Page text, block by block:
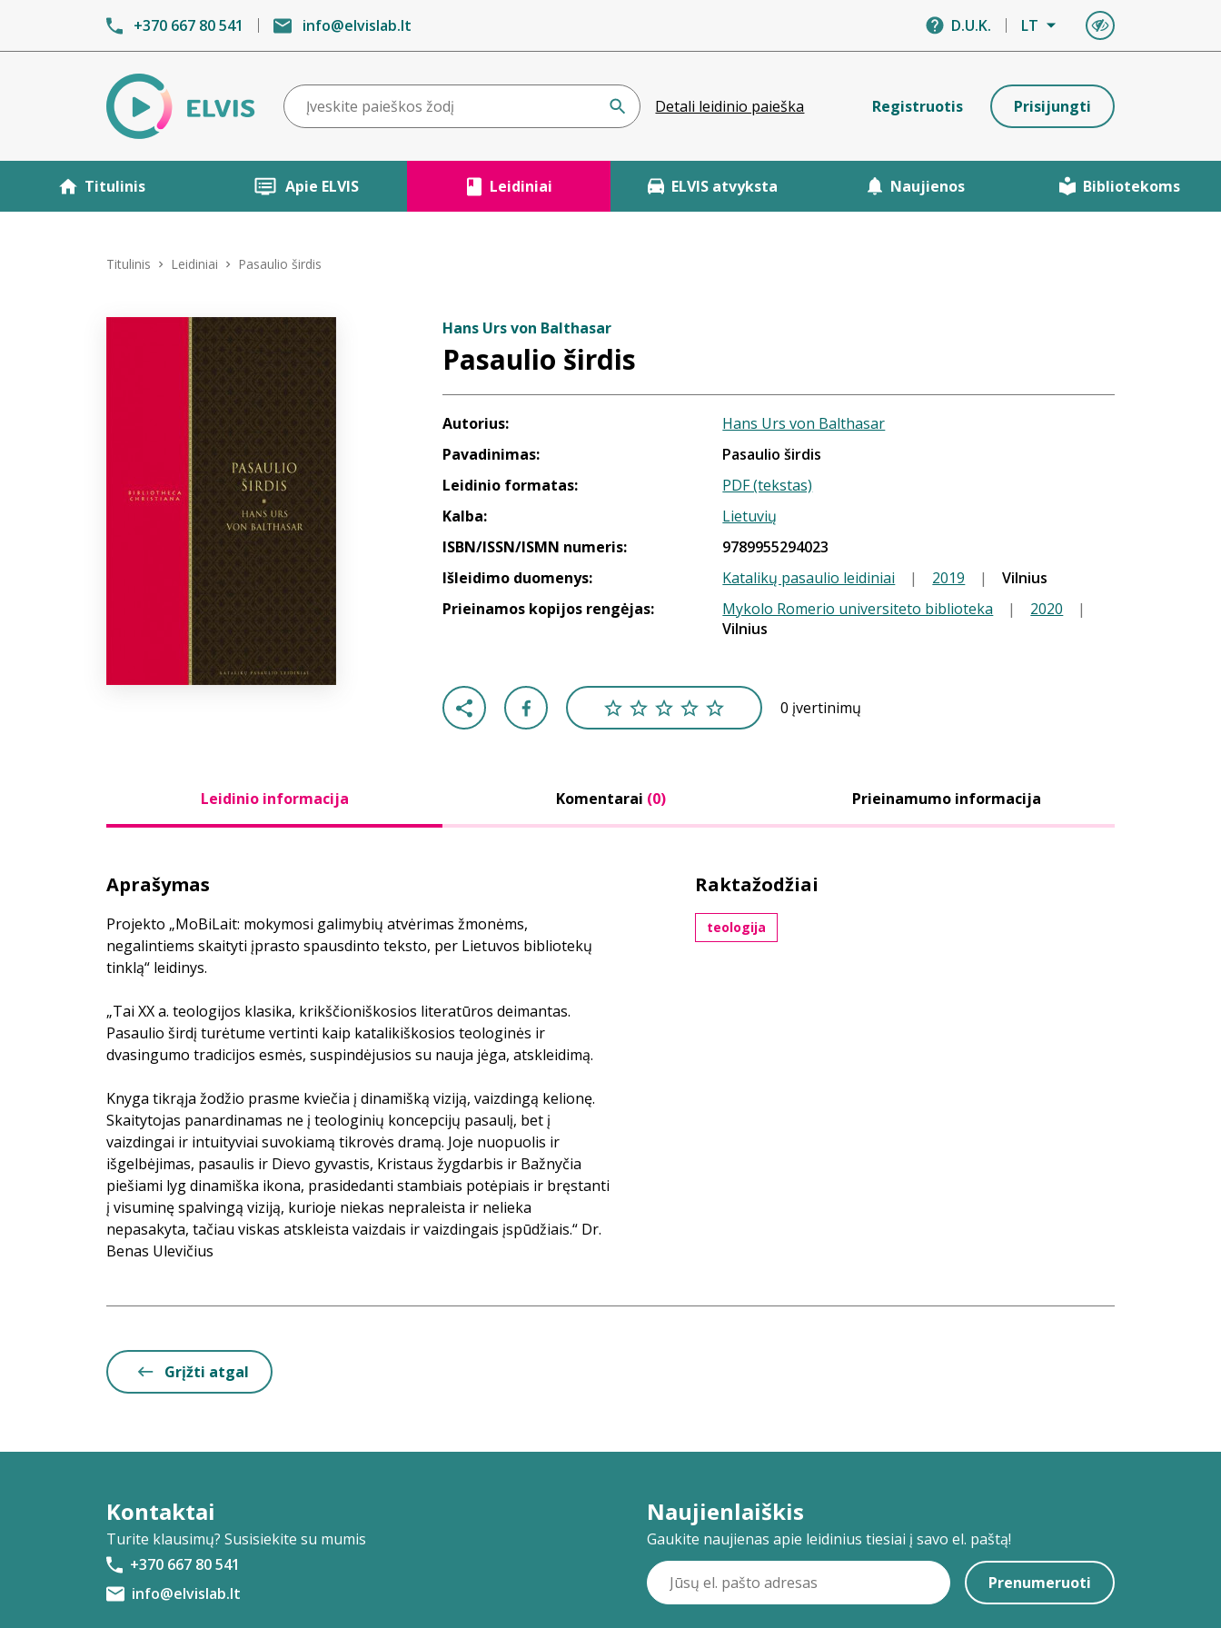
+370 667 80 541 info@elvislab.lt D.U.K. LT
Detali leidinio paieška Registruotis Prisijungti
Titulinis Apie ELVIS Leidiniai ELVIS atvyksta Naujienos Bibliotekoms
Titulinis Leidiniai Pasaulio širdis
Hans Urs von Balthasar
Pasaulio širdis
Autorius:
Hans Urs von Balthasar
Pavadinimas:
Pasaulio širdis
Leidinio formatas:
PDF (tekstas)
Kalba:
Lietuvių
ISBN/ISSN/ISMN numeris:
9789955294023
Išleidimo duomenys:
Katalikų pasaulio leidiniai | 2019 |
Vilnius
Prieinamos kopijos rengėjas:
Mykolo Romerio universiteto biblioteka | 2020
|
Vilnius
0 įvertinimų
Leidinio informacija Komentarai (0) Prieinamumo informacija
Aprašymas
Projekto „MoBiLait: mokymosi galimybių atvėrimas žmonėms,
negalintiems skaityti įprasto spausdinto teksto, per Lietuvos bibliotekų
tinklą“ leidinys.
„Tai XX a. teologijos klasika, krikščioniškosios literatūros deimantas.
Pasaulio širdį turėtume vertinti kaip katalikiškosios teologinės ir
dvasingumo tradicijos esmės, suspindėjusios su nauja jėga, atskleidimą.
Knyga tikrąja žodžio prasme kviečia į dinamišką viziją, vaizdingą kelionę.
Skaitytojas panardinamas ne į teologinių koncepcijų pasaulį, bet į
vaizdingai ir intuityviai suvokiamą tikrovės dramą. Joje nuopuolis ir
išgelbėjimas, pasaulis ir Dievo gyvastis, Kristaus žygdarbis ir Bažnyčia
piešiami lyg dinamiška ikona, prasidedanti stambiais potėpiais ir bręstanti
į visuminę spalvingą viziją, kurioje niekas nepraleista ir nelieka
nepasakyta, tačiau viskas atskleista vaizdais ir vaizdingais įspūdžiais.“ Dr.
Benas Ulevičius
Raktažodžiai
teologija
Grįžti atgal
Kontaktai
Turite klausimų? Susisiekite su mumis
+370 667 80 541
info@elvislab.lt
Naujienlaiškis
Gaukite naujienas apie leidinius tiesiai į savo el. paštą!
Prenumeruoti